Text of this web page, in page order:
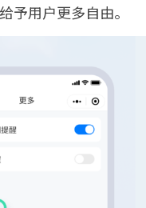
予用户更多自由。